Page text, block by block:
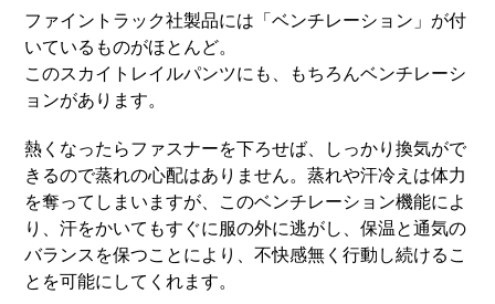
ファイントラック社製品には「ベンチレーション」が付
いているものがほとんど。
このスカイトレイルパンツにも、もちろんベンチレーシ
ョンがあります。
熱くなったらファスナーを下ろせば、しっかり換気がで
きるので蒸れの心配はありません。蒸れや汗冷えは体力
を奪ってしまいますが、このベンチレーション機能によ
り、汗をかいてもすぐに服の外に逃がし、保温と通気の
バランスを保つことにより、不快感無く行動し続けるこ
とを可能にしてくれます。